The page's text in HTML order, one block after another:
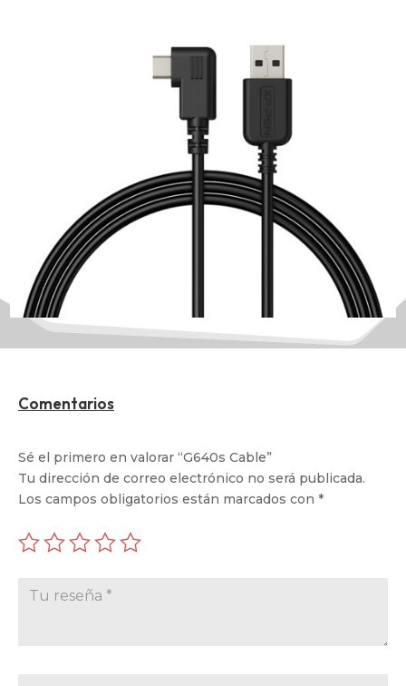
Comentarios
Sé el primero en valorar “G640s Cable”
Tu dirección de correo electrónico no será publicada.
Los campos obligatorios están marcados con *